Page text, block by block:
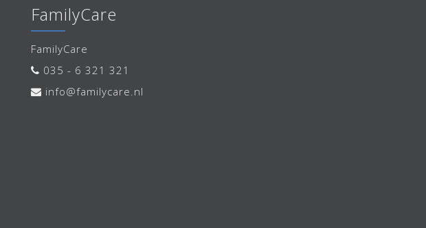
FamilyCare
FamilyCare
035 - 6 321 321
info@familycare.nl